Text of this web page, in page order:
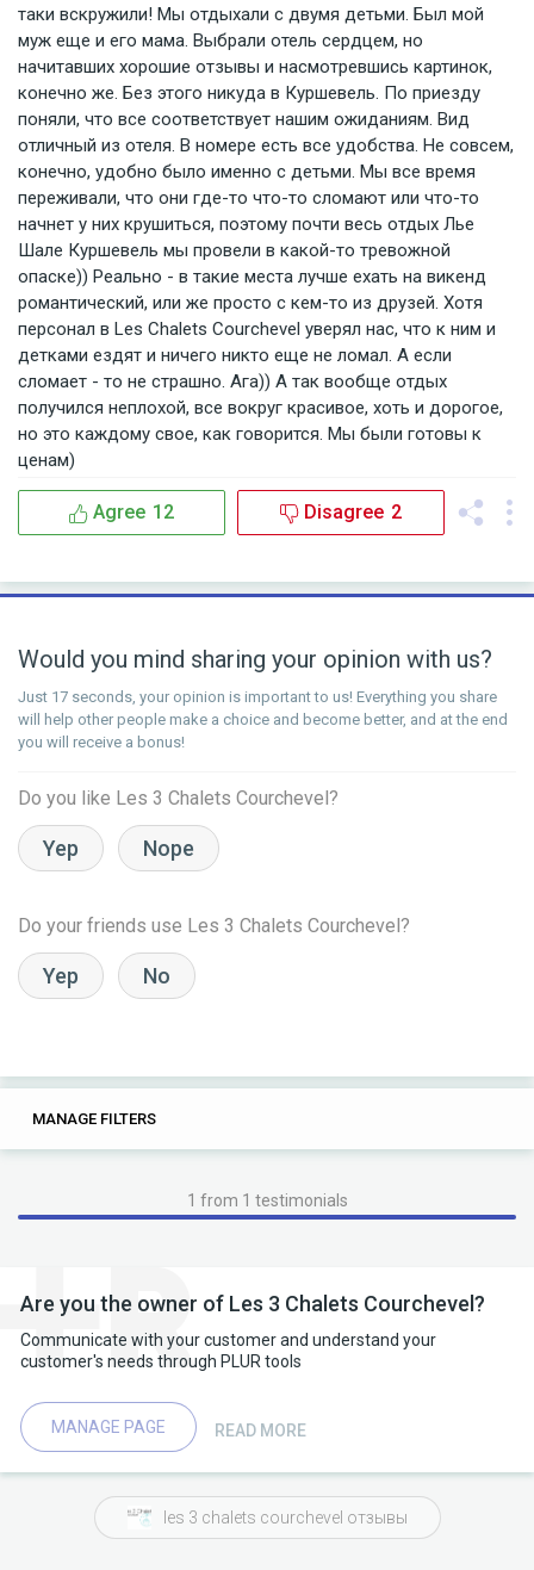
таки вскружили! Мы отдыхали с двумя детьми. Был мой
муж еще и его мама. Выбрали отель сердцем, но
начитавших хорошие отзывы и насмотревшись картинок,
конечно же. Без этого никуда в Куршевель. По приезду
поняли, что все соответствует нашим ожиданиям. Вид
отличный из отеля. В номере есть все удобства. Не совсем,
конечно, удобно было именно с детьми. Мы все время
переживали, что они где-то что-то сломают или что-то
начнет у них крушиться, поэтому почти весь отдых Лье
Шале Куршевель мы провели в какой-то тревожной
опаске)) Реально - в такие места лучше ехать на викенд
романтический, или же просто с кем-то из друзей. Хотя
персонал в Les Chalets Courchevel уверял нас, что к ним и
детками ездят и ничего никто еще не ломал. А если
сломает - то не страшно. Ага)) А так вообще отдых
получился неплохой, все вокруг красивое, хоть и дорогое,
но это каждому свое, как говорится. Мы были готовы к
ценам)
Agree 12 Disagree 2
Would you mind sharing your opinion with us?
Just 17 seconds, your opinion is important to us! Everything you share
will help other people make a choice and become better, and at the end
you will receive a bonus!
Do you like Les 3 Chalets Courchevel?
Yep Nope
Do your friends use Les 3 Chalets Courchevel?
Yep No
TAGS 0
MANAGE FILTERS
1 from 1 testimonials
Are you the owner of Les 3 Chalets Courchevel?
Communicate with your customer and understand your
customer's needs through PLUR tools
MANAGE PAGE READ MORE
les 3 chalets courchevel отзывы